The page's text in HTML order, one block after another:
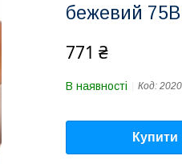
бежевий 75В
771 ₴
В наявності Код: 2020
Купити